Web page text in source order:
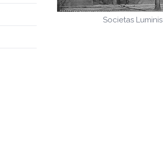
Societas Luminis